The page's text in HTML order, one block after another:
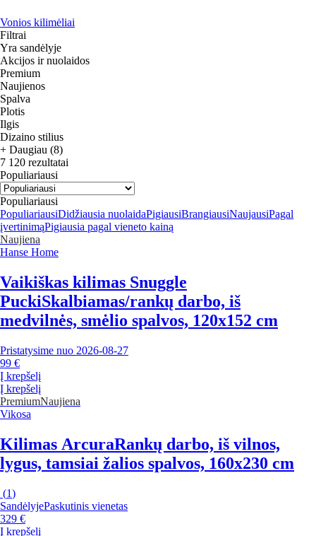
Vonios kilimėliai
Filtrai
Yra sandėlyje
Akcijos ir nuolaidos
Premium
Naujienos
Spalva
Plotis
Ilgis
Dizaino stilius
+ Daugiau (8)
7 120 rezultatai
Populiariausi
Populiariausi
PopuliariausiDidžiausia nuolaidaPigiausiBrangiausiNaujausiPagal
įvertinimąPigiausia pagal vieneto kainą
Naujiena
Hanse Home
Vaikiškas kilimas Snuggle
PuckiSkalbiamas/rankų darbo, iš
medvilnės, smėlio spalvos, 120x152 cm
Pristatysime nuo 2026‑08‑27
99 €
Į krepšelį
Į krepšelį
PremiumNaujiena
Vikosa
Kilimas ArcuraRankų darbo, iš vilnos,
lygus, tamsiai žalios spalvos, 160x230 cm
(1)
SandėlyjePaskutinis vienetas
329 €
Į krepšelį